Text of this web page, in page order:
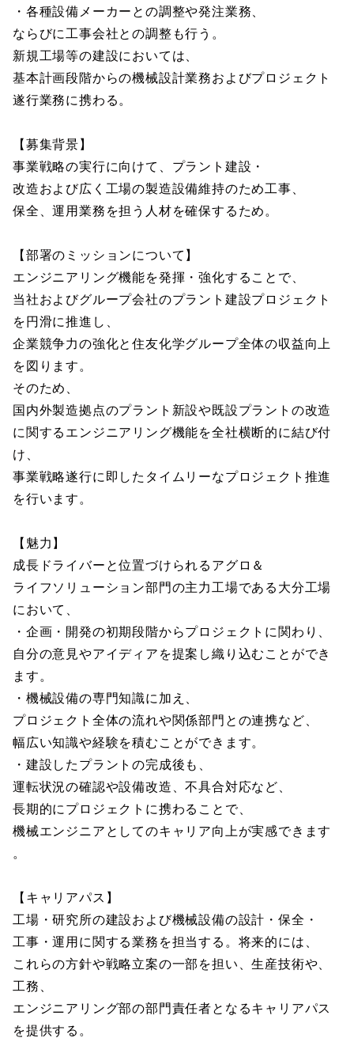
・各種設備メーカーとの調整や発注業務、
ならびに工事会社との調整も行う。
新規工場等の建設においては、
基本計画段階からの機械設計業務およびプロジェクト
遂行業務に携わる。
【募集背景】
事業戦略の実行に向けて、プラント建設・
改造および広く工場の製造設備維持のため工事、
保全、運用業務を担う人材を確保するため。
【部署のミッションについて】
エンジニアリング機能を発揮・強化することで、
当社およびグループ会社のプラント建設プロジェクト
を円滑に推進し、
企業競争力の強化と住友化学グループ全体の収益向上
を図ります。
そのため、
国内外製造拠点のプラント新設や既設プラントの改造
に関するエンジニアリング機能を全社横断的に結び付
け、
事業戦略遂行に即したタイムリーなプロジェクト推進
を行います。
【魅力】
成長ドライバーと位置づけられるアグロ＆
ライフソリューション部門の主力工場である大分工場
において、
・企画・開発の初期段階からプロジェクトに関わり、
自分の意見やアイディアを提案し織り込むことができ
ます。
・機械設備の専門知識に加え、
プロジェクト全体の流れや関係部門との連携など、
幅広い知識や経験を積むことができます。
・建設したプラントの完成後も、
運転状況の確認や設備改造、不具合対応など、
長期的にプロジェクトに携わることで、
機械エンジニアとしてのキャリア向上が実感できます
。
【キャリアパス】
工場・研究所の建設および機械設備の設計・保全・
工事・運用に関する業務を担当する。将来的には、
これらの方針や戦略立案の一部を担い、生産技術や、
工務、
エンジニアリング部の部門責任者となるキャリアパス
を提供する。